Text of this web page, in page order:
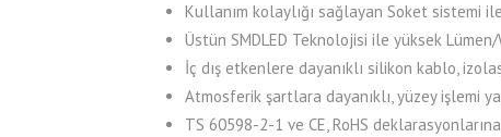
Kullanım kolaylığı sağlayan Soket sistemi
Üstün SMDLED Teknolojisi ile yüksek
İç dış etkenlere dayanıklı silikon kablo,
Atmosferik şartlara dayanıklı, yüzey işlemi
TS 60598-2-1 ve CE, RoHS